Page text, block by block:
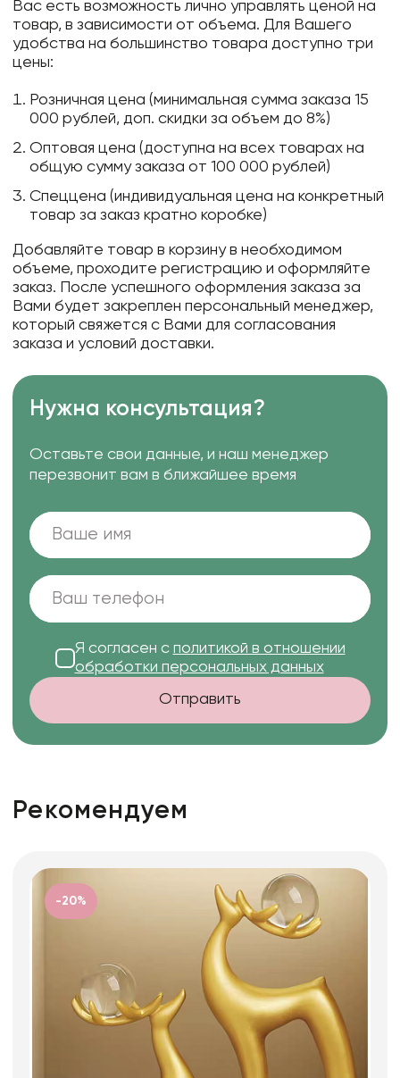
Вас есть возможность лично управлять ценой на
товар, в зависимости от объема. Для Вашего
удобства на большинство товара доступно три
цены:
Розничная цена (минимальная сумма заказа 15
000 рублей, доп. скидки за объем до 8%)
Оптовая цена (доступна на всех товарах на
общую сумму заказа от 100 000 рублей)
Спеццена (индивидуальная цена на конкретный
товар за заказ кратно коробке)
Добавляйте товар в корзину в необходимом
объеме, проходите регистрацию и оформляйте
заказ. После успешного оформления заказа за
Вами будет закреплен персональный менеджер,
который свяжется с Вами для согласования
заказа и условий доставки.
Нужна консультация?
Оставьте свои данные, и наш менеджер
перезвонит вам в ближайшее время
Я согласен с политикой в отношении
обработки персональных данных
Отправить
Рекомендуем
-20%